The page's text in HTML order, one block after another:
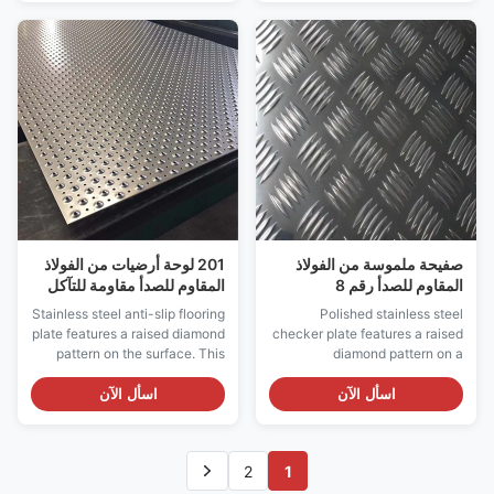
by roll-forming stainless steel
coils or plates into tubular
shapes, followed by
longitudinal ...
anti-slip properties while
maintaining the durability and
corrosion resistance of
stainless ...
صفيحة ملموسة من الفولاذ
المقاوم للصدأ رقم 8
Polished stainless steel
checker plate features a raised
diamond pattern on a
reflective, lustrous surface.
This combination provides
excellent slip resistance along
اسأل الآن
201 لوحة أرضيات من الفولاذ
المقاوم للصدأ مقاومة للتآكل
لوحة مقاومة للانزلاق من
الفولاذ المقاوم للصدأ
Stainless steel anti-slip flooring
plate features a raised diamond
pattern on the surface. This
design provides excellent
traction and slip resistance in
wet, oily, or high-traffic
flooring plates are
manufactured from high-grade
اسأل الآن
1
2